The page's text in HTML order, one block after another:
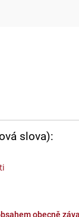
slova):
obecně